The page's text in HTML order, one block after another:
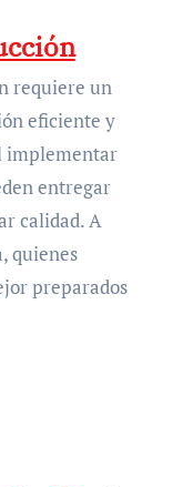
requiere un
eficiente y
implementar
entregar
calidad. A
quienes
preparados